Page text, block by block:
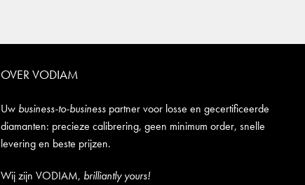
OVER VODIAM
Uw business-to-businesspartner voor losse en gecertificeerde
diamanten: precieze calibrering, geen minimum order, snelle
levering en beste prijzen.
Wij zijn VODIAM, brilliantly yours!